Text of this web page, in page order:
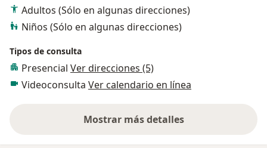
Adultos (Sólo en algunas direcciones)
Niños (Sólo en algunas direcciones)
Tipos de consulta
Presencial Ver direcciones (5)
Videoconsulta Ver calendario en línea
Mostrar más detalles
sobre la experiencia